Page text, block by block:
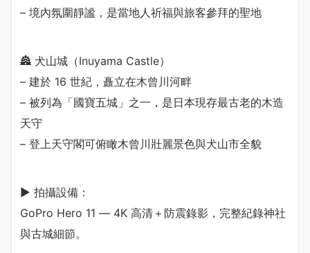
– 境內氛圍靜謐，是當地人祈福與旅客參拜的聖地
🏯 犬山城（Inuyama Castle）
– 建於 16 世紀，矗立在木曾川河畔
– 被列為「國寶五城」之一，是日本現存最古老的木造
天守
– 登上天守閣可俯瞰木曾川壯麗景色與犬山市全貌
▶️ 拍攝設備：
GoPro Hero 11 — 4K 高清＋防震錄影，完整紀錄神社
與古城細節。